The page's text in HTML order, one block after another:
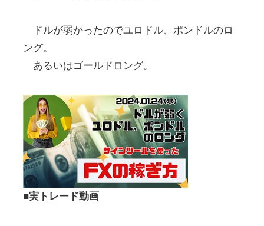
ドルが弱かったのでユロドル、ポンドルのロ
ング。
あるいはゴールドロング。
■実トレード動画